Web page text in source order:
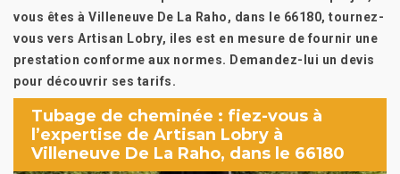
vous êtes à Villeneuve De La Raho, dans le 66180, tournez-
vous vers Artisan Lobry, iles est en mesure de fournir une
prestation conforme aux normes. Demandez-lui un devis
pour découvrir ses tarifs.
Tubage de cheminée : fiez-vous à
l’expertise de Artisan Lobry à
Villeneuve De La Raho, dans le 66180